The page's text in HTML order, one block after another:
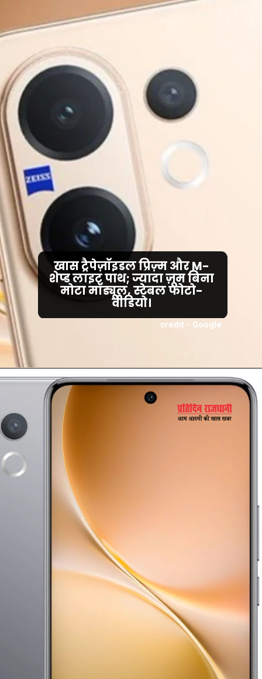
credit - Google
खास ट्रैपेज़ॉइडल प्रिज़्म और M-
शेप्ड लाइट पाथ; ज्यादा ज़ूम बिना
मोटा मॉड्यूल, स्टेबल फोटो-
वीडियो।